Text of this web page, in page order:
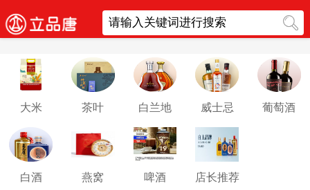
大米 茶叶 白兰地 威士忌 葡萄酒
白酒 燕窝 啤酒 店长推荐